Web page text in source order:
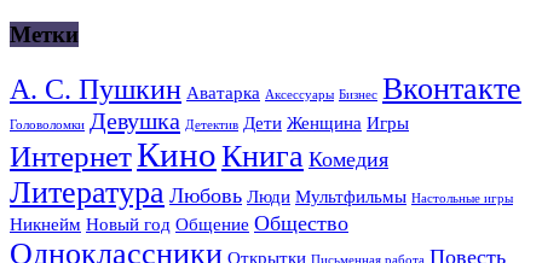
Метки
А. С. Пушкин Аватарка Аксессуары Бизнес Вконтакте
Головоломки Девушка Детектив Дети Женщина Игры
ИнтернетКиноКнига Комедия
Литература Любовь Люди Мультфильмы Настольные игры
Никнейм Новый год Общение Общество
Одноклассники Открытки Письменная работа Повесть